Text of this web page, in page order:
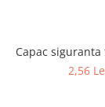
Capac
2,56